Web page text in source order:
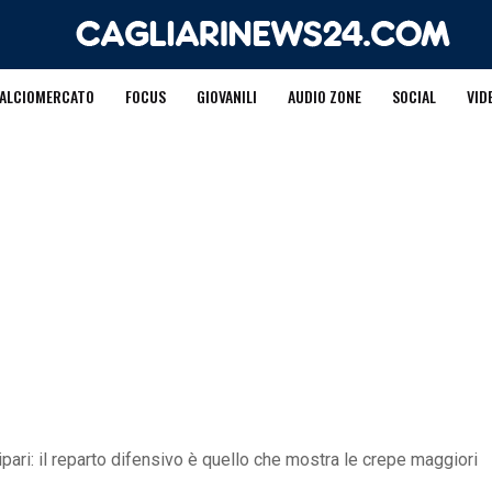
FOCUS GIOVANILI AUDIO ZONE SOCIAL
il reparto difensivo è quello che mostra le crepe maggiori